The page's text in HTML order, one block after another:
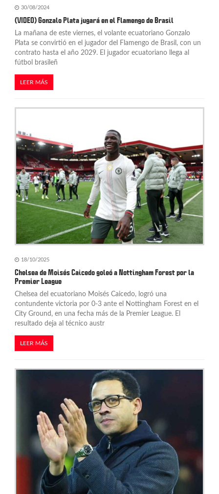
30/08/2024
(VIDEO) Gonzalo Plata jugará en el Flamengo de Brasil
La mañana de este viernes, el volante ecuatoriano Gonzalo
Plata se convirtió en el jugador del Flamengo de Brasil, con un
contrato hasta el año 2029. El jugador ecuatoriano llega al
fútbol brasileñ
LEER MÁS
18/10/2025
Chelsea de Moisés Caicedo goleó a Nottingham Forest por la
Premier League
Chelsea del ecuatoriano Moisés Caicedo, logró una
contundente victoria por 0-3 ante el Nottingham Forest en el
City Ground, en una fecha más de la Premier League. El
resultado deja al técnico austr
LEER MÁS